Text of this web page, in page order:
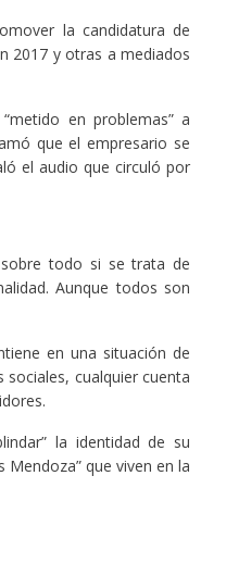
la candidatura de
2017 y otras a mediados
en problemas” a
que el empresario se
el audio que circuló por
todo si se trata de
Aunque todos son
en una situación de
cualquier cuenta
la identidad de su
que viven en la